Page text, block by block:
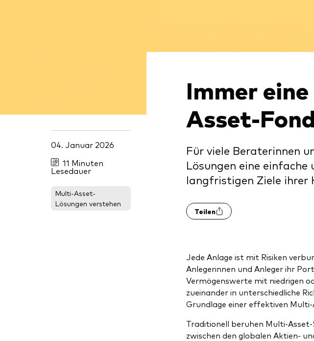
04. Januar 2026
11 Minuten
Lesedauer
Multi-Asset-
Lösungen verstehen
Immer
Asset-
Für viele Beraterinnen
Lösungen eine
langfristigen Ziele ihrer
Teilen
Jede Anlage ist mit Risiken
Anlegerinnen und Anleger ihr
Vermögenswerte mit niedrigen
zueinander in unterschiedliche
Grundlage einer effektiven
Traditionell beruhen Multi-
zwischen den globalen Aktien-